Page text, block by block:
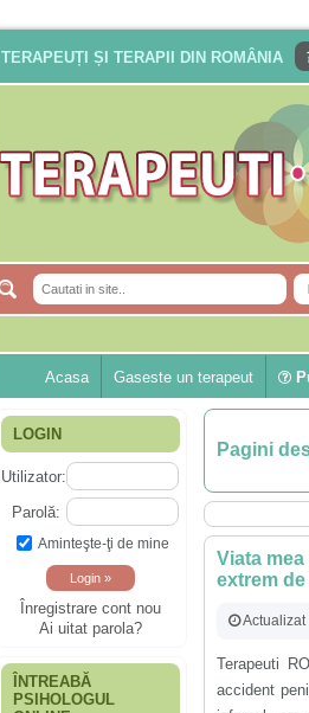
TERAPEUȚI ȘI TERAPII DIN ROMÂNIA
Acasa Gaseste un terapeut
LOGIN
Utilizator:
Parolă:
Aminteşte-ţi de mine
Înregistrare cont nou
Ai uitat parola?
ÎNTREABĂ
PSIHOLOGUL
Pagini
Viata
extrem
Terapeuti
accident